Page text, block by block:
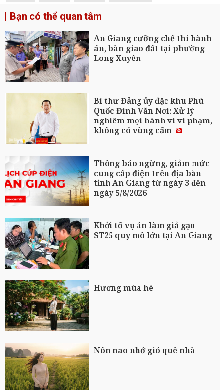
Bạn có thể quan tâm
An Giang cưỡng chế thi hành
án, bàn giao đất tại phường
Long Xuyên
Bí thư Đảng ủy đặc khu Phú
Quốc Đinh Văn Nơi: Xử lý
nghiêm mọi hành vi vi phạm,
không có vùng cấm
Thông báo ngừng, giảm mức
cung cấp điện trên địa bàn
tỉnh An Giang từ ngày 3 đến
ngày 5/8/2026
Khởi tố vụ án làm giả gạo
ST25 quy mô lớn tại An Giang
Hương mùa hè
Nôn nao nhớ gió quê nhà